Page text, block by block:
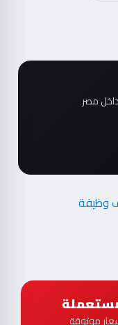
مصر
وظيفة
موثوقة